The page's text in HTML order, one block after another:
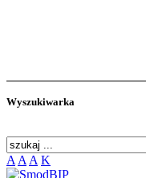
Wyszukiwarka
A A A K